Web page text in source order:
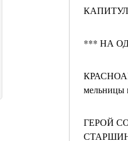
*** НА
мельницы
ГЕРОЙ